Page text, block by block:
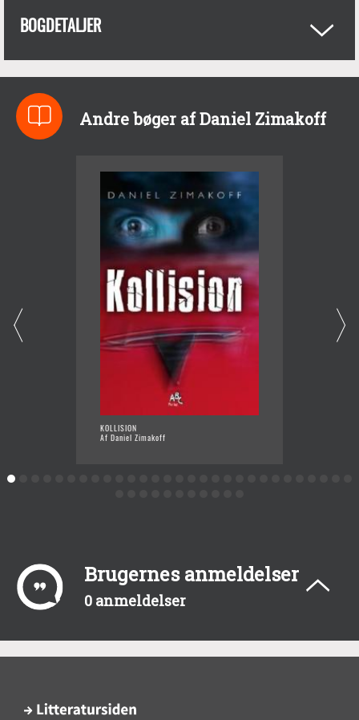
BOGDETALJER
Andre bøger af Daniel Zimakoff
KOLLISION
Af Daniel Zimakoff
Brugernes anmeldelser
0 anmeldelser